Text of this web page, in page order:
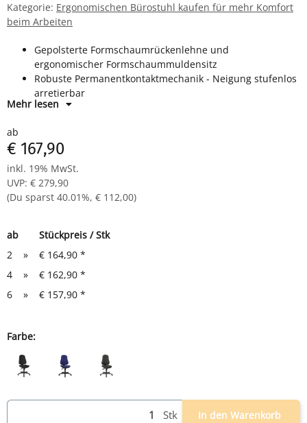
Kategorie: Ergonomischen Bürostuhl kaufen für mehr Komfort
beim Arbeiten
Gepolsterte Formschaumrückenlehne und
ergonomischer Formschaummuldensitz
Robuste Permanentkontaktmechanik - Neigung stufenlos
arretierbar
Gasfeder und Polyamid Fußkreuz in schwarz
Mehr lesen
ab
€ 167,90
inkl. 19% MwSt.
UVP: € 279,90
(Du sparst 40.01%, € 112,00)
ab
Stückpreis / Stk
2
» € 164,90 *
4
» € 162,90 *
6
» € 157,90 *
Farbe:
Stk In den Warenkorb